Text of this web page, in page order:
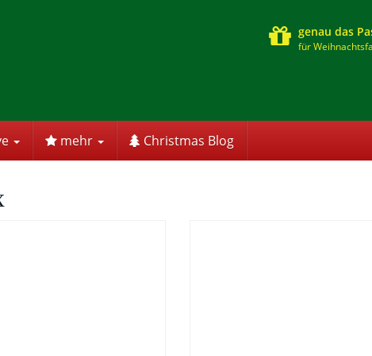
genau das
für
mehr Christmas Blog